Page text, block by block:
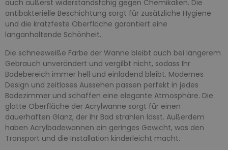
auch äußerst widerstandsfähig gegen Chemikalien. Die
antibakterielle Beschichtung sorgt für zusätzliche Hygiene
und die kratzfeste Oberfläche garantiert eine
langanhaltende Schönheit.
Die schneeweiße Farbe der Wanne bleibt auch bei längerem
Gebrauch unverändert und vergilbt nicht, sodass Ihr
Badebereich immer hell und einladend bleibt. Modernes
Design und zeitloses Aussehen passen perfekt in jedes
Badezimmer und schaffen eine elegante Atmosphäre. Die
glatte Oberfläche der Acrylwanne sorgt für einen
dauerhaften Glanz, der Ihr Bad strahlen lässt. Außerdem
haben Acrylbadewannen ein geringes Gewicht, was den
Transport und die Installation kinderleicht macht.